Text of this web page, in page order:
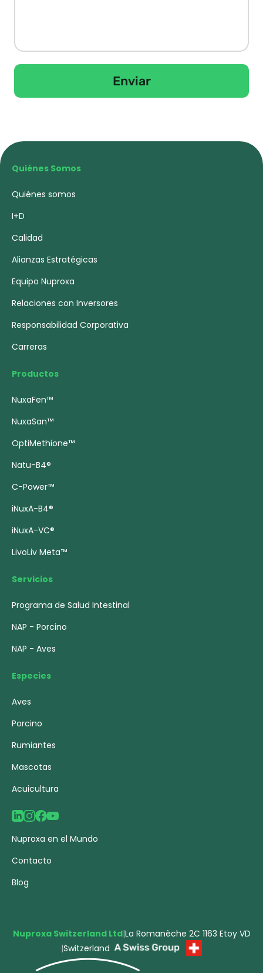
Enviar
Quiénes Somos
Quiénes somos
I+D
Calidad
Alianzas Estratégicas
Equipo Nuproxa
Relaciones con Inversores
Responsabilidad Corporativa
Carreras
Productos
NuxaFen™
NuxaSan™
OptiMethione™
Natu-B4®
C-Power™
iNuxA-B4®
iNuxA-VC®
LivoLiv Meta™
Servicios
Programa de Salud Intestinal
NAP - Porcino
NAP - Aves
Especies
Aves
Porcino
Rumiantes
Mascotas
Acuicultura
Nuproxa en el Mundo
Contacto
Blog
Nuproxa Switzerland Ltd|La Romanèche 2C 1163 Etoy VD
|Switzerland